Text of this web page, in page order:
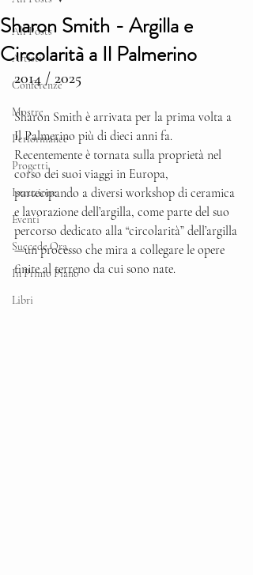
All Posts
Artisti
Conferenze
Mostre
Performance
Progetti
Istruzione
Eventi
Succede Ora
In Primo Piano
Libri
Sharon Smith - Argilla e
Circolarità a Il Palmerino
2014 / 2025
Sharon Smith è arrivata per la prima volta a
Il Palmerino più di dieci anni fa.
Recentemente è tornata sulla proprietà nel
corso dei suoi viaggi in Europa,
partecipando a diversi workshop di ceramica
e lavorazione dell’argilla, come parte del suo
percorso dedicato alla “circolarità” dell’argilla
—un processo che mira a collegare le opere
finite al terreno da cui sono nate.